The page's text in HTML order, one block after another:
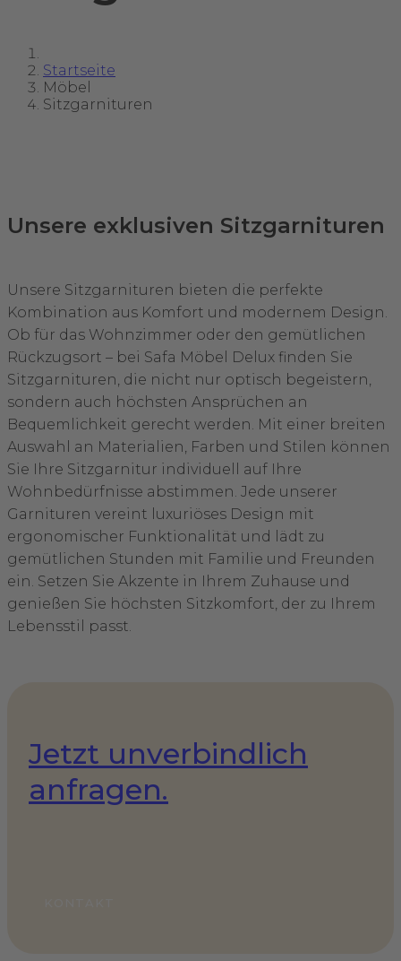
Startseite
Möbel
Sitzgarnituren
Unsere exklusiven Sitzgarnituren
Unsere Sitzgarnituren bieten die perfekte
Kombination aus Komfort und modernem Design.
Ob für das Wohnzimmer oder den gemütlichen
Rückzugsort – bei Safa Möbel Delux finden Sie
Sitzgarnituren, die nicht nur optisch begeistern,
sondern auch höchsten Ansprüchen an
Bequemlichkeit gerecht werden. Mit einer breiten
Auswahl an Materialien, Farben und Stilen können
Sie Ihre Sitzgarnitur individuell auf Ihre
Wohnbedürfnisse abstimmen. Jede unserer
Garnituren vereint luxuriöses Design mit
ergonomischer Funktionalität und lädt zu
gemütlichen Stunden mit Familie und Freunden
ein. Setzen Sie Akzente in Ihrem Zuhause und
genießen Sie höchsten Sitzkomfort, der zu Ihrem
Lebensstil passt.
Jetzt unverbindlich
anfragen.